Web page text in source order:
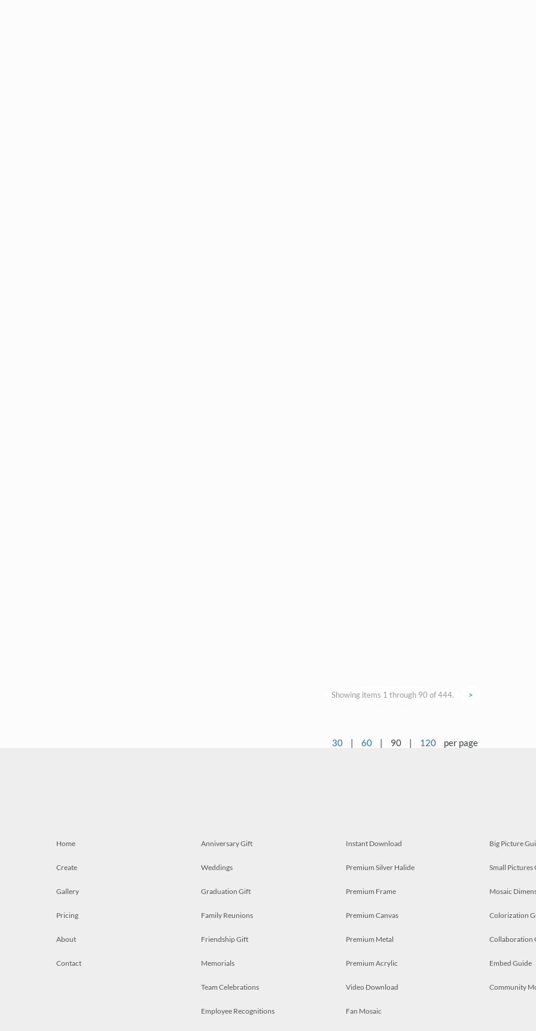
Showing items 1 through 90 of 444. >
30 | 60 | 90 | 120 per page
Home
Create
Gallery
Pricing
About
Contact
Anniversary Gift
Weddings
Graduation Gift
Family Reunions
Friendship Gift
Memorials
Team Celebrations
Employee Recognitions
Instant Download
Premium Silver Halide
Premium Frame
Premium Canvas
Premium Metal
Premium Acrylic
Video Download
Fan Mosaic
Big Picture
Small Pictures
Mosaic
Colorization
Collaboration
Embed Guide
Community